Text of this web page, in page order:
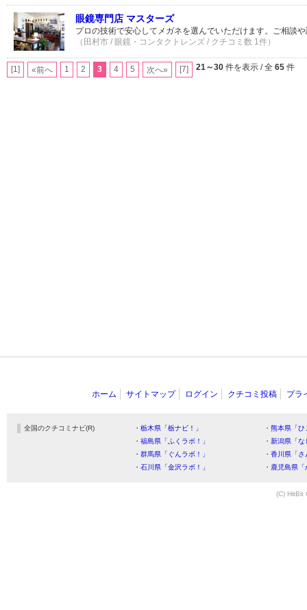
眼鏡専門店 マスターズ
プロの技術で安心してメガネを選んでいただけます。ご相談
（田村市 / 眼鏡・コンタクトレンズ / クチコミ数 1件）
[1] «前へ 1 2 3 4 5 次へ» [7] 21～30 件を表示 / 全 65 件
ホーム サイトマップ ログイン クチコミ投稿 プラ
全国のクチコミナビ(R) ・栃木県「栃ナビ！」
・熊本県「
・福島県「ふくラボ！」
・新潟県「
・群馬県「ぐんラボ！」
・香川県「
・石川県「金沢ラボ！」
・鹿児島県
(C) HitBit